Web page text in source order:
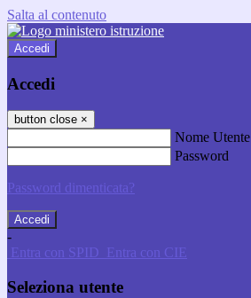
Salta al contenuto
Accedi
Accedi
button close ×
Nome Utente
Password
Password dimenticata?
-
Entra con SPID Entra con CIE
Seleziona utente